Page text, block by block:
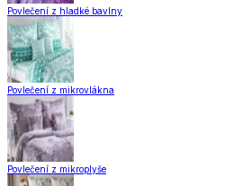
Povlečení z hladké bavlny
Povlečení z mikrovlákna
Povlečení z mikroplyše